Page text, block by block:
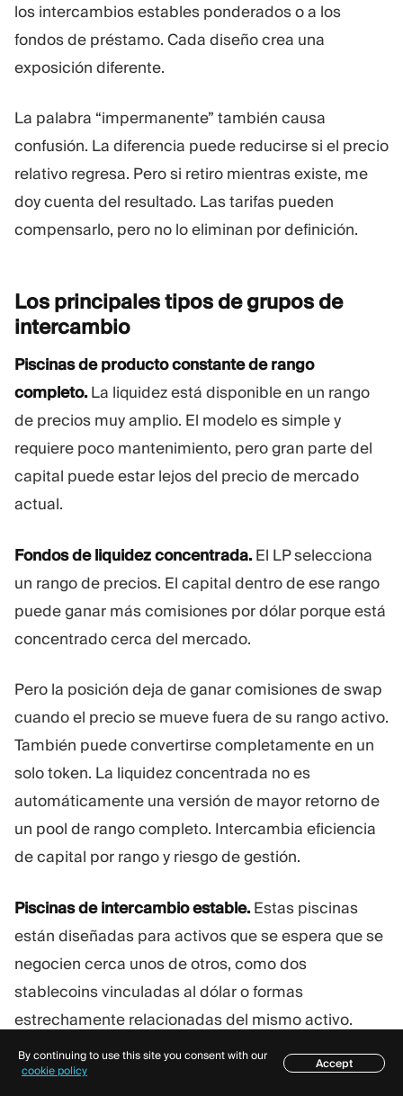
los intercambios estables ponderados o a los
fondos de préstamo. Cada diseño crea una
exposición diferente.
La palabra “impermanente” también causa
confusión. La diferencia puede reducirse si el precio
relativo regresa. Pero si retiro mientras existe, me
doy cuenta del resultado. Las tarifas pueden
compensarlo, pero no lo eliminan por definición.
Los principales tipos de grupos de
intercambio
Piscinas de producto constante de rango
completo.La liquidez está disponible en un rango
de precios muy amplio. El modelo es simple y
requiere poco mantenimiento, pero gran parte del
capital puede estar lejos del precio de mercado
actual.
Fondos de liquidez concentrada.El LP selecciona
un rango de precios. El capital dentro de ese rango
puede ganar más comisiones por dólar porque está
concentrado cerca del mercado.
Pero la posición deja de ganar comisiones de swap
cuando el precio se mueve fuera de su rango activo.
También puede convertirse completamente en un
solo token. La liquidez concentrada no es
automáticamente una versión de mayor retorno de
un pool de rango completo. Intercambia eficiencia
de capital por rango y riesgo de gestión.
Piscinas de intercambio estable.Estas piscinas
están diseñadas para activos que se espera que se
negocien cerca unos de otros, como dos
stablecoins vinculadas al dólar o formas
estrechamente relacionadas del mismo activo.
Su curva de precios puede soportar un menor
Índice
By continuing to use this site you consent with our
cookie policy
Accept